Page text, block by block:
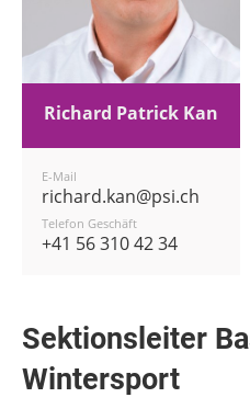
Richard Patrick Kan
E-Mail
richard.kan@psi.ch
Telefon Geschäft
+41 56 310 42 34
Sektionsleiter
Wintersport